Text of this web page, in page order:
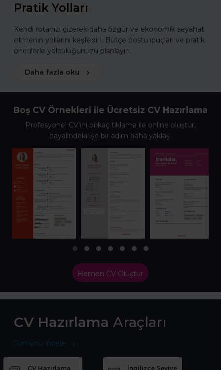
Pratik Yolları
Kendi rotanızı çizerek daha özgür ve ekonomik seyahat
etmenin yollarını keşfedin. Bütçe dostu ipuçları ve pratik
önerilerle yolculuğunuzu planlayın.
Daha fazla oku
Boş CV Örnekleri ile Ücretsiz CV Hazırlama
Profesyonel CV’ini birkaç tıklama ile online oluştur,
hayalindeki işe bir adım daha yaklaş.
Hemen CV Oluştur
CV Hazırlama Araçları
Tümünü İncele
CV Hazırlama
İngilizce Seviye